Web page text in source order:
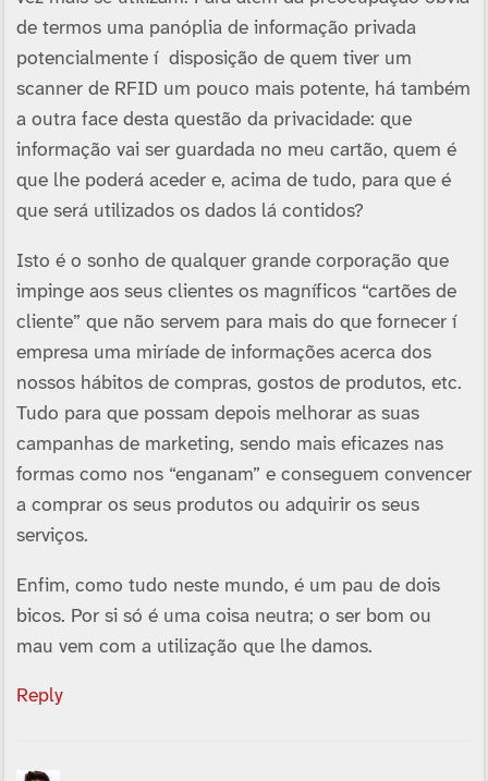
de termos uma panóplia de informação privada
potencialmente í disposição de quem tiver um
scanner de RFID um pouco mais potente, há também
a outra face desta questão da privacidade: que
informação vai ser guardada no meu cartão, quem é
que lhe poderá aceder e, acima de tudo, para que é
que será utilizados os dados lá contidos?
Isto é o sonho de qualquer grande corporação que
impinge aos seus clientes os magní­ficos “cartões de
cliente” que não servem para mais do que fornecer í
empresa uma mirí­ade de informações acerca dos
nossos hábitos de compras, gostos de produtos, etc.
Tudo para que possam depois melhorar as suas
campanhas de marketing, sendo mais eficazes nas
formas como nos “enganam” e conseguem convencer
a comprar os seus produtos ou adquirir os seus
serviços.
Enfim, como tudo neste mundo, é um pau de dois
bicos. Por si só é uma coisa neutra; o ser bom ou
mau vem com a utilização que lhe damos.
Reply